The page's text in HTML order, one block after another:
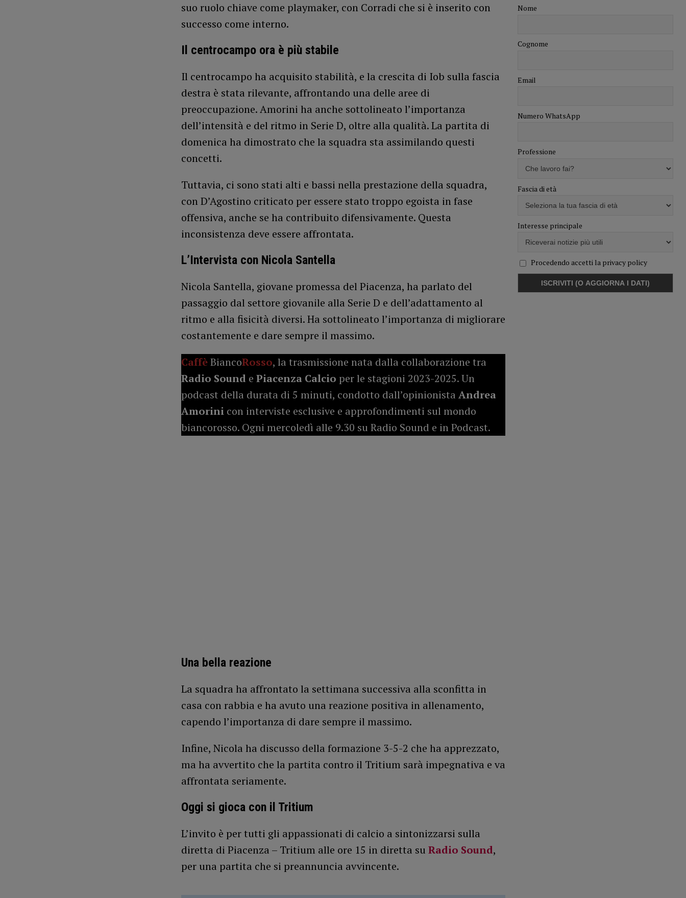
suo ruolo chiave come playmaker, con Corradi che si è inserito con
successo come interno.
Il centrocampo ora è più stabile
Il centrocampo ha acquisito stabilità, e la crescita di Iob sulla fascia
destra è stata rilevante, affrontando una delle aree di
preoccupazione. Amorini ha anche sottolineato l’importanza
dell’intensità e del ritmo in Serie D, oltre alla qualità. La partita di
domenica ha dimostrato che la squadra sta assimilando questi
concetti.
Tuttavia, ci sono stati alti e bassi nella prestazione della squadra,
con D’Agostino criticato per essere stato troppo egoista in fase
offensiva, anche se ha contribuito difensivamente. Questa
inconsistenza deve essere affrontata.
L’Intervista con Nicola Santella
Nicola Santella, giovane promessa del Piacenza, ha parlato del
passaggio dal settore giovanile alla Serie D e dell’adattamento al
ritmo e alla fisicità diversi. Ha sottolineato l’importanza di migliorare
costantemente e dare sempre il massimo.
CaffèBiancoRosso, la trasmissione nata dalla collaborazione tra
Radio Sound e Piacenza Calcio per le stagioni 2023-2025. Un
podcast della durata di 5 minuti, condotto dall’opinionista Andrea
Amorinicon interviste esclusive e approfondimenti sul mondo
biancorosso. Ogni mercoledì alle 9.30 su Radio Sound e in Podcast.
Una bella reazione
La squadra ha affrontato la settimana successiva alla sconfitta in
casa con rabbia e ha avuto una reazione positiva in allenamento,
capendo l’importanza di dare sempre il massimo.
Infine, Nicola ha discusso della formazione 3-5-2 che ha apprezzato,
ma ha avvertito che la partita contro il Tritium sarà impegnativa e va
affrontata seriamente.
Oggi si gioca con il Tritium
L’invito è per tutti gli appassionati di calcio a sintonizzarsi sulla
diretta di Piacenza – Tritium alle ore 15 in diretta su Radio Sound,
per una partita che si preannuncia avvincente.
Nome
Cognome
Email
Numero WhatsApp
Professione
Fascia di età
Interesse principale
Procedendo accetti la privacy policy